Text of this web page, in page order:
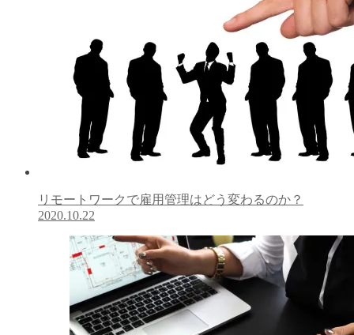
リモートワークで雇用管理はどう変わるのか？
2020.10.22